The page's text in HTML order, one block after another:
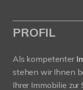
PROFIL
Als kompetenter
stehen wir Ihnen
Ihrer Immobilie zur